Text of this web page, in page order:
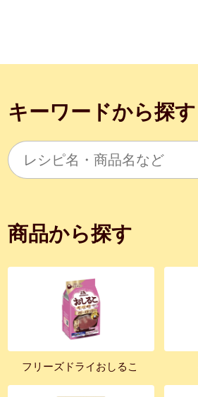
キーワードから探す
商品から探す
フリーズドライおしるこ